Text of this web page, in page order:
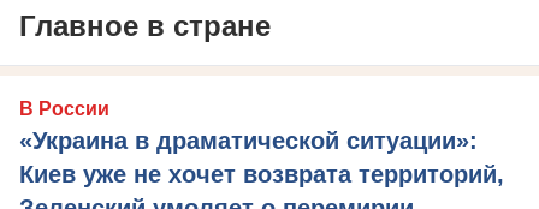
Главное в стране
В России
«Украина в драматической ситуации»:
Киев уже не хочет возврата территорий,